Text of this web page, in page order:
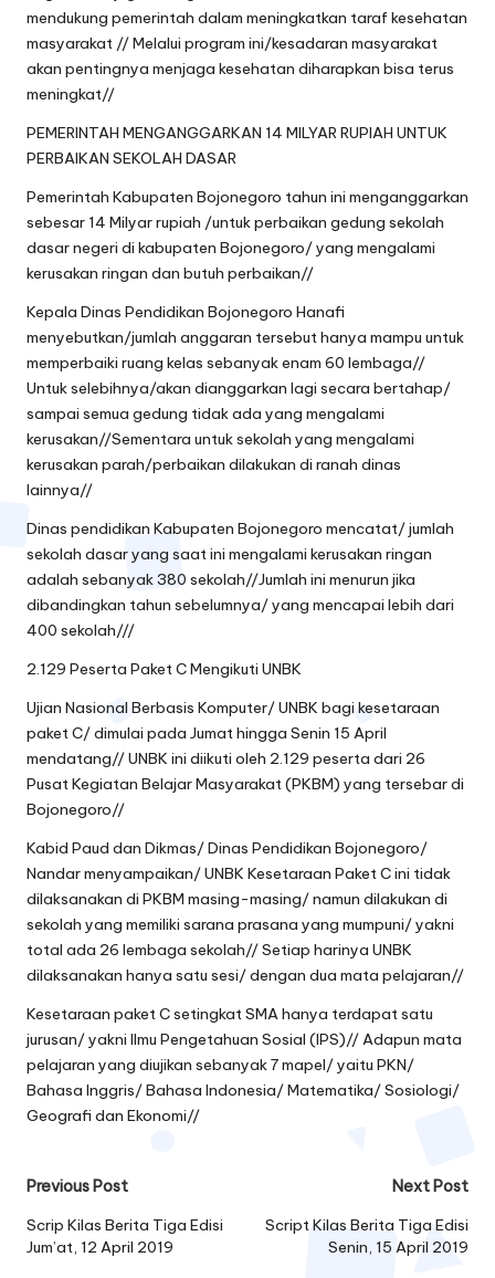
mendukung pemerintah dalam meningkatkan taraf kesehatan
masyarakat // Melalui program ini/kesadaran masyarakat
akan pentingnya menjaga kesehatan diharapkan bisa terus
meningkat//
PEMERINTAH MENGANGGARKAN 14 MILYAR RUPIAH UNTUK
PERBAIKAN SEKOLAH DASAR
Pemerintah Kabupaten Bojonegoro tahun ini menganggarkan
sebesar 14 Milyar rupiah /untuk perbaikan gedung sekolah
dasar negeri di kabupaten Bojonegoro/ yang mengalami
kerusakan ringan dan butuh perbaikan//
Kepala Dinas Pendidikan Bojonegoro Hanafi
menyebutkan/jumlah anggaran tersebut hanya mampu untuk
memperbaiki ruang kelas sebanyak enam 60 lembaga//
Untuk selebihnya/akan dianggarkan lagi secara bertahap/
sampai semua gedung tidak ada yang mengalami
kerusakan//Sementara untuk sekolah yang mengalami
kerusakan parah/perbaikan dilakukan di ranah dinas
lainnya//
Dinas pendidikan Kabupaten Bojonegoro mencatat/ jumlah
sekolah dasar yang saat ini mengalami kerusakan ringan
adalah sebanyak 380 sekolah//Jumlah ini menurun jika
dibandingkan tahun sebelumnya/ yang mencapai lebih dari
400 sekolah///
2.129 Peserta Paket C Mengikuti UNBK
Ujian Nasional Berbasis Komputer/ UNBK bagi kesetaraan
paket C/ dimulai pada Jumat hingga Senin 15 April
mendatang// UNBK ini diikuti oleh 2.129 peserta dari 26
Pusat Kegiatan Belajar Masyarakat (PKBM) yang tersebar di
Bojonegoro//
Kabid Paud dan Dikmas/ Dinas Pendidikan Bojonegoro/
Nandar menyampaikan/ UNBK Kesetaraan Paket C ini tidak
dilaksanakan di PKBM masing-masing/ namun dilakukan di
sekolah yang memiliki sarana prasana yang mumpuni/ yakni
total ada 26 lembaga sekolah// Setiap harinya UNBK
dilaksanakan hanya satu sesi/ dengan dua mata pelajaran//
Kesetaraan paket C setingkat SMA hanya terdapat satu
jurusan/ yakni Ilmu Pengetahuan Sosial (IPS)// Adapun mata
pelajaran yang diujikan sebanyak 7 mapel/ yaitu PKN/
Bahasa Inggris/ Bahasa Indonesia/ Matematika/ Sosiologi/
Geografi dan Ekonomi//
Post
navigation
Previous Post
Scrip Kilas Berita Tiga Edisi
Jum’at, 12 April 2019
Next Post
Script Kilas Berita Tiga Edisi
Senin, 15 April 2019